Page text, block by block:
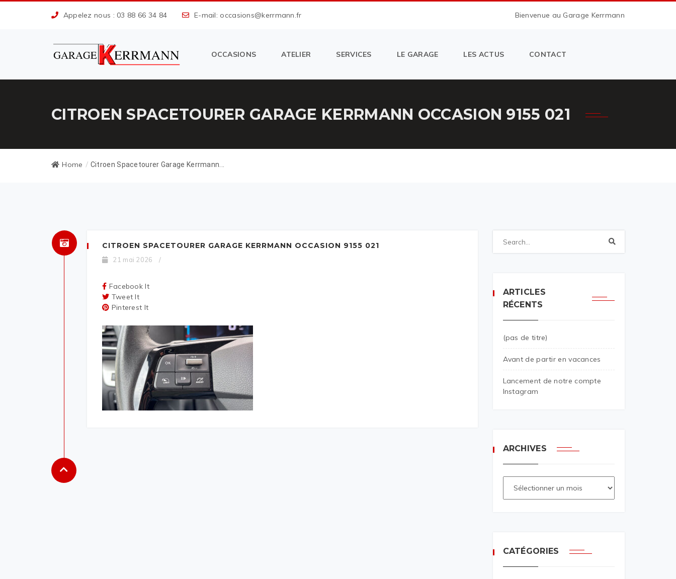
Appelez nous : 03 88 66 34 84 E-mail: occasions@kerrmann.fr Bienvenue au Garage Kerrmann
OCCASIONS ATELIER SERVICES LE GARAGE LES ACTUS CONTACT
CITROEN SPACETOURER GARAGE KERRMANN OCCASION 9155 021
Home / Citroen Spacetourer Garage Kerrmann...
CITROEN SPACETOURER GARAGE KERRMANN OCCASION 9155 021
21 mai 2026 /
Facebook It
Tweet It
Pinterest It
ARTICLES
RÉCENTS
(pas de titre)
Avant de partir en vacances
Lancement de notre compte
Instagram
ARCHIVES
CATÉGORIES